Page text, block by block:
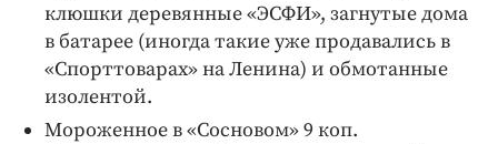
клюшки деревянные «ЭСФИ», загнутые дома
в батарее (иногда такие уже продавались в
«Спорттоварах» на Ленина) и обмотанные
изолентой.
Мороженное в «Сосновом» 9 коп.